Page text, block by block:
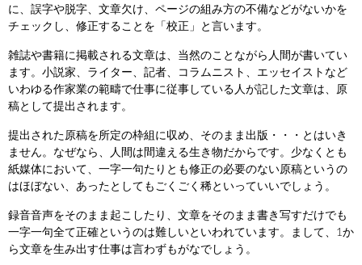
に、誤字や脱字、文章欠け、ページの組み方の不備などがないかを
チェックし、修正することを「校正」と言います。
雑誌や書籍に掲載される文章は、当然のことながら人間が書いてい
ます。小説家、ライター、記者、コラムニスト、エッセイストなど
いわゆる作家業の範疇で仕事に従事している人が記した文章は、原
稿として提出されます。
提出された原稿を所定の枠組に収め、そのまま出版・・・とはいき
ません。なぜなら、人間は間違える生き物だからです。少なくとも
紙媒体において、一字一句たりとも修正の必要のない原稿というの
はほぼない、あったとしてもごくごく稀といっていいでしょう。
録音音声をそのまま起こしたり、文章をそのまま書き写すだけでも
一字一句全て正確というのは難しいといわれています。まして、1か
ら文章を生み出す仕事は言わずもがなでしょう。